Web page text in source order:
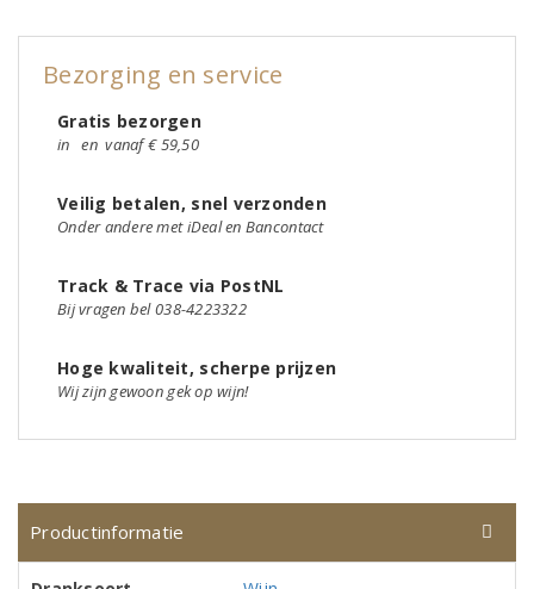
Bezorging en service
Gratis bezorgen
in en vanaf € 59,50
Veilig betalen, snel verzonden
Onder andere met iDeal en Bancontact
Track & Trace via PostNL
Bij vragen bel 038-4223322
Hoge kwaliteit, scherpe prijzen
Wij zijn gewoon gek op wijn!
Productinformatie